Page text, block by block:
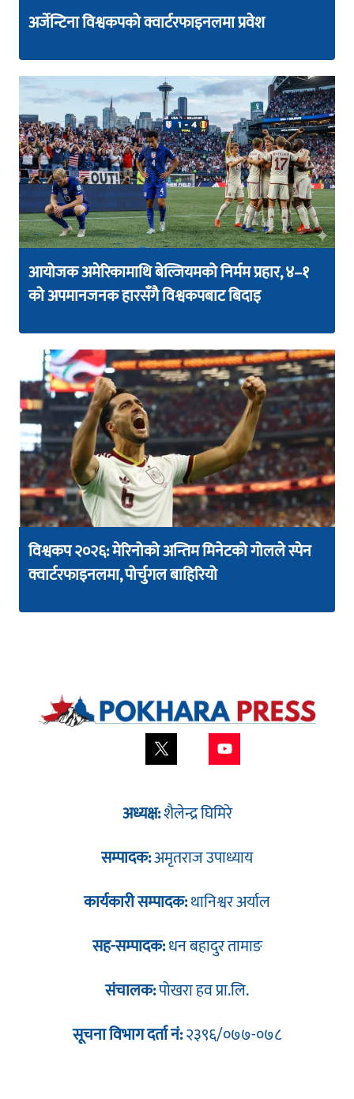
अर्जेन्टिना विश्वकपको क्वार्टरफाइनलमा प्रवेश
आयोजक अमेरिकामाथि बेल्जियमको निर्मम प्रहार, ४–१
को अपमानजनक हारसँगै विश्वकपबाट बिदाइ
विश्वकप २०२६: मेरिनोको अन्तिम मिनेटको गोलले स्पेन
क्वार्टरफाइनलमा, पोर्चुगल बाहिरियो
अध्यक्ष:शैलेन्द्र घिमिरे
सम्पादक:अमृतराज उपाध्याय
कार्यकारी सम्पादक:थानिश्वर अर्याल
सह-सम्पादक:धन बहादुर तामाङ
संचालक:पोखरा हव प्रा.लि.
सूचना विभाग दर्ता नं:२३९६/०७७-०७८